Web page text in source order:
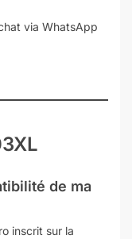
via WhatsApp
de ma
inscrit sur la